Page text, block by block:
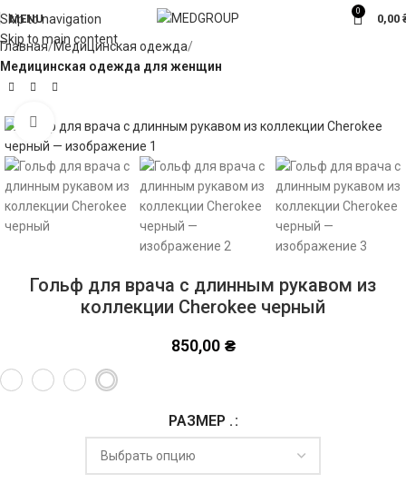
Skip to navigation
Skip to main content
MENU
0
0,00
Главная Медицинская одежда
Медицинская одежда для женщин
Click to enlarge
Гольф для врача с длинным рукавом из
коллекции Cherokee черный
850,00 ₴
РАЗМЕР .